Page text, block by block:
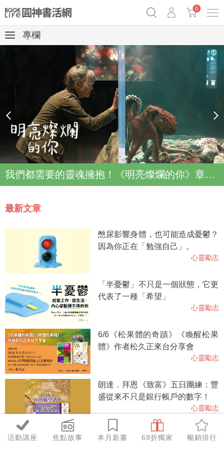
原子習慣實踐本
69折奇蹟套組
Netflix話題章魚小說！
0
活動講座 焦點故事 本月新書 69折獨家 暢銷排行
專欄
我們都需要的靈魂擁抱！《明亮燦爛的你》章魚故事登上Netflix登上Top2
prev next
最新文章
憋尿影響身體，也可能造成憂鬱？
因為你正在「勉強自己」。
心靈勵志
「半憂鬱」不只是一個狀態，它更
代表了一種「希望」
心靈勵志
6/6《松果體的奇蹟》《喚醒松果
體》作者松久正來台分享會
心靈勵志
朗達．拜恩《致富》五日團練：豐
盛從來不只是銀行帳戶的數字！
心靈勵志
脆友一問百應推薦！《不反應的練